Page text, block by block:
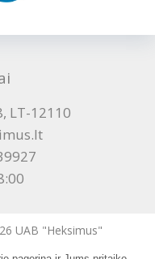
LT-12110
UAB "Heksimus"